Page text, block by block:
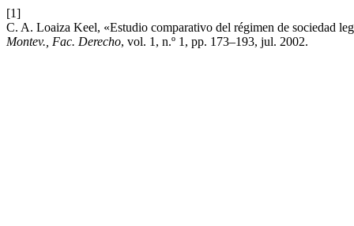
[1]
C. A. Loaiza Keel, «Estudio comparativo del régimen de sociedad
Montev., Fac. Derecho, vol. 1, n.º 1, pp. 173–193, jul. 2002.